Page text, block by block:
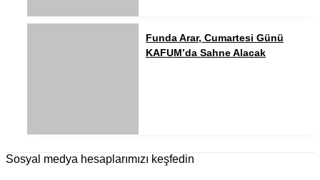
Funda Arar, Cumartesi Günü
KAFUM’da Sahne Alacak
Sosyal medya hesaplarımızı keşfedin